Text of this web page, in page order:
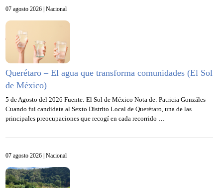
07 agosto 2026 |Nacional
Querétaro – El agua que transforma comunidades (El Sol
de México)
5 de Agosto del 2026 Fuente: El Sol de México Nota de: Patricia Gonzáles
Cuando fui candidata al Sexto Distrito Local de Querétaro, una de las
principales preocupaciones que recogí en cada recorrido …
07 agosto 2026 |Nacional